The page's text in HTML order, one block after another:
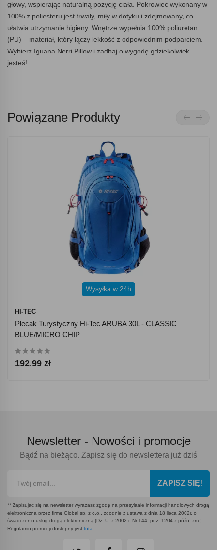
głowy, wspierając naturalną pozycję ciała. Pokrowiec wykonany w
100% z poliesteru jest trwały, miły w dotyku i zdejmowany, co
ułatwia utrzymanie higieny. Wnętrze wypełnia 100% poliuretan
(PU) – materiał, który łączy lekkość z odpowiednim podparciem.
Wybierz Iguana Nerri Pillow i zadbaj o wygodę gdziekolwiek
jesteś!
Powiązane Produkty
Wysyłka w 24h
HI-TEC
Plecak Turystyczny Hi-Tec ARUBA 30L - CLASSIC
BLUE/MICRO CHIP
192.99 zł
Newsletter - Nowości i promocje
Bądź na bieżąco. Zapisz się do newslettera już dziś
ZAPISZ SIĘ!
** Zapisując się na newsletter wyrażasz zgodę na przesyłanie informacji handlowych drogą
elektroniczną przez firmę Global sp. z o.o., zgodnie z ustawą z dnia 18 lipca 2002r. o
świadczeniu usług drogą elektroniczną (Dz. U. z 2002 r. Nr 144, poz. 1204 z późn. zm.)
Regulamin promocji dostępny jest tutaj.